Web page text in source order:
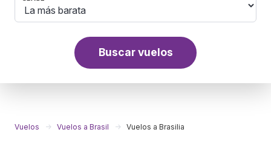
Buscar vuelos
Vuelos Vuelos a Brasil Vuelos a Brasilia